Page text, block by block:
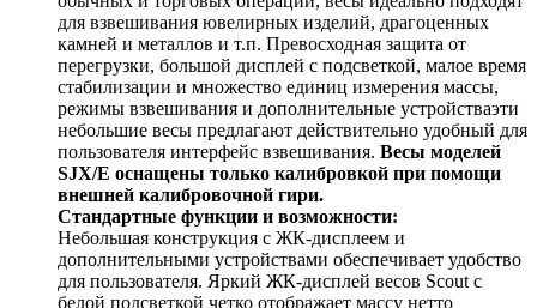
для взвешивания ювелирных изделий, драгоценных
камней и металлов и т.п. Превосходная защита от
перегрузки, большой дисплей с подсветкой, малое время
стабилизации и множество единиц измерения массы,
режимы взвешивания и дополнительные устройстваэти
небольшие весы предлагают действительно удобный для
пользователя интерфейс взвешивания. Весы моделей
SJX/E оснащены только калибровкой при помощи
внешней калибровочной гири.
Стандартные функции и возможности:
Небольшая конструкция с ЖК-дисплеем и
дополнительными устройствами обеспечивает удобство
для пользователя. Яркий ЖК-дисплей весов Scout с
белой подсветкой четко отображает массу нетто